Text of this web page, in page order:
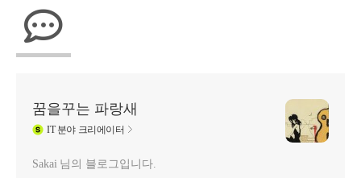
꿈을꾸는 파랑새
IT분야 크리에이터
Sakai 님의 블로그입니다.